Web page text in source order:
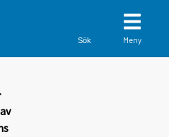
Sök Meny